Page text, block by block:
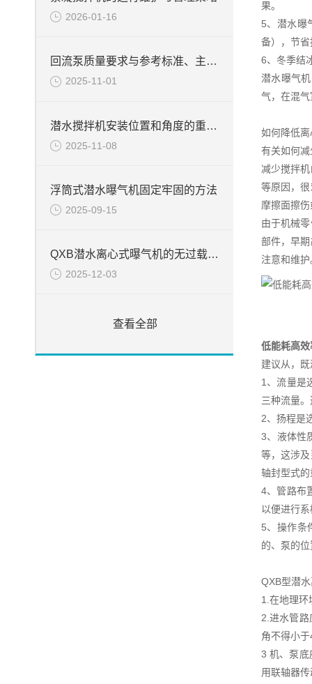
2026-01-16
回流泵质量要求与参考标准、主要材质
2025-11-01
潜水搅拌机安装位置和角度的重要性
2025-11-08
浮筒式潜水曝气机固定牢固的方法
2025-09-15
QXB潜水离心式曝气机的无过载设计技术说明
2025-12-03
查看全部
果。
5、潜水曝
备），节
6、冬季结
潜水曝气
气，在混
如何降低
有关如何
减少搅拌
等原因，
摩擦面擦
由于机械
部件，早
注意和维护
低能耗高
建议从，
1、流量是
三种流量
2、扬程是
3、液体性
等，这涉
轴封型式
4、管路布
以便进行
5、操作条
的、泵的
QXB型潜
1.在地理环
2.进水管
角不得小
3 机、泵底
用联轴器